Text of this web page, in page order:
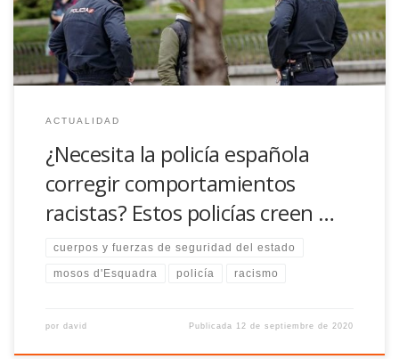
inmigrantes reconoció […]
ACTUALIDAD
¿Necesita la policía española
corregir comportamientos
racistas? Estos policías creen …
cuerpos y fuerzas de seguridad del estado
mosos d'Esquadra policía racismo
por david Publicada 12 de septiembre de 2020